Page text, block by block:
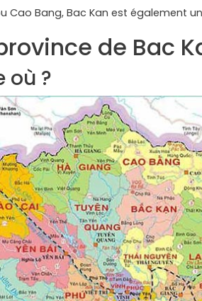
Cao Bang, Bac Kan est également
de Bac
où ?